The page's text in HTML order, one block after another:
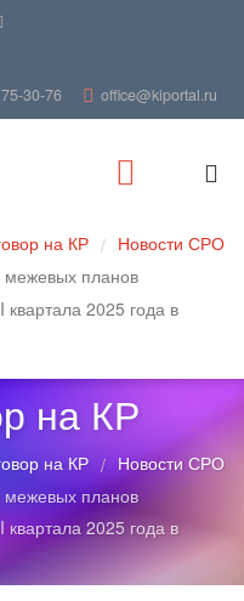
30-76 office@kiportal.ru
на КР / Новости СРО
межевых планов
2025 года в
на КР
на КР / Новости СРО
межевых планов
2025 года в